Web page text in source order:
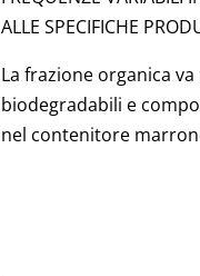
ALLE SPECIFICHE
La frazione organica
biodegradabili e
nel contenitore